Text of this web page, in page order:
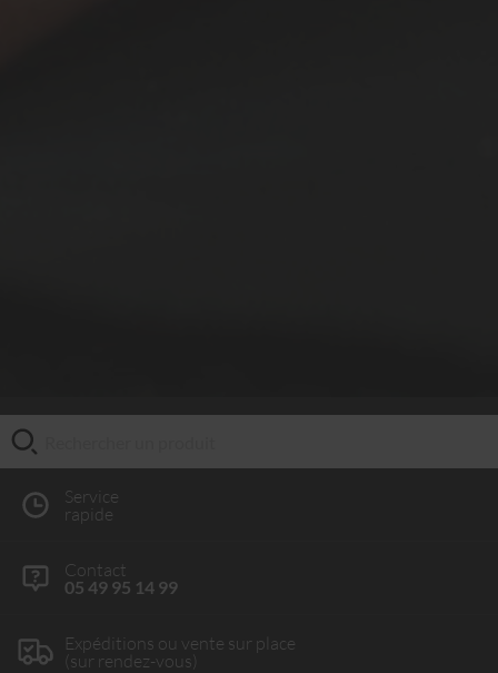
Service
rapide
Contact
05 49 95 14 99
Expéditions ou vente sur place
(sur rendez-vous)